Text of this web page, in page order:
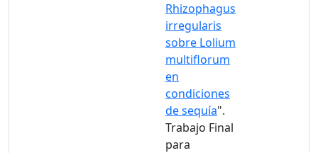
Rhizophagus
irregularis
sobre Lolium
multiflorum
en
condiciones
de sequía".
Trabajo Final
para